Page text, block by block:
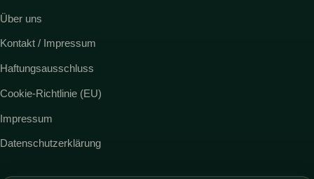
Über uns
Kontakt / Impressum
Haftungsausschluss
Cookie-Richtlinie (EU)
Impressum
Datenschutzerklärung